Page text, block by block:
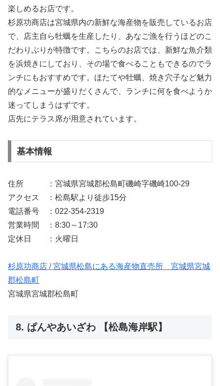
楽しめるお店です。
杉原功商店は宮城県内の新鮮な海産物を販売しているお店
で、店主自ら牡蠣を生産したり、あなご漁を行うほどのこ
だわりぶりが特徴です。こちらのお店では、新鮮な魚介類
を浜焼きにしており、その場で食べることもできるのでラ
ンチにもおすすめです。ほたてや牡蠣、焼き穴子など魅力
的なメニューが盛りだくさんで、ランチに何を食べようか
迷ってしまうはずです。
店先にテラス席が用意されています。
基本情報
住所 ：宮城県宮城郡松島町磯崎字磯崎100-29
アクセス ：松島駅より徒歩15分
電話番号 ：022-354-2319
営業時間 ：8:30～17:30
定休日 ：火曜日
杉原功商店 / 宮城県松島にある海産物直売所 宮城県宮城
郡松島町
宮城県宮城郡松島町
8. ぱんやあいざわ 【松島海岸駅】